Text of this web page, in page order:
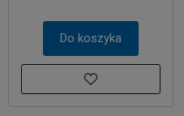
Do koszyka